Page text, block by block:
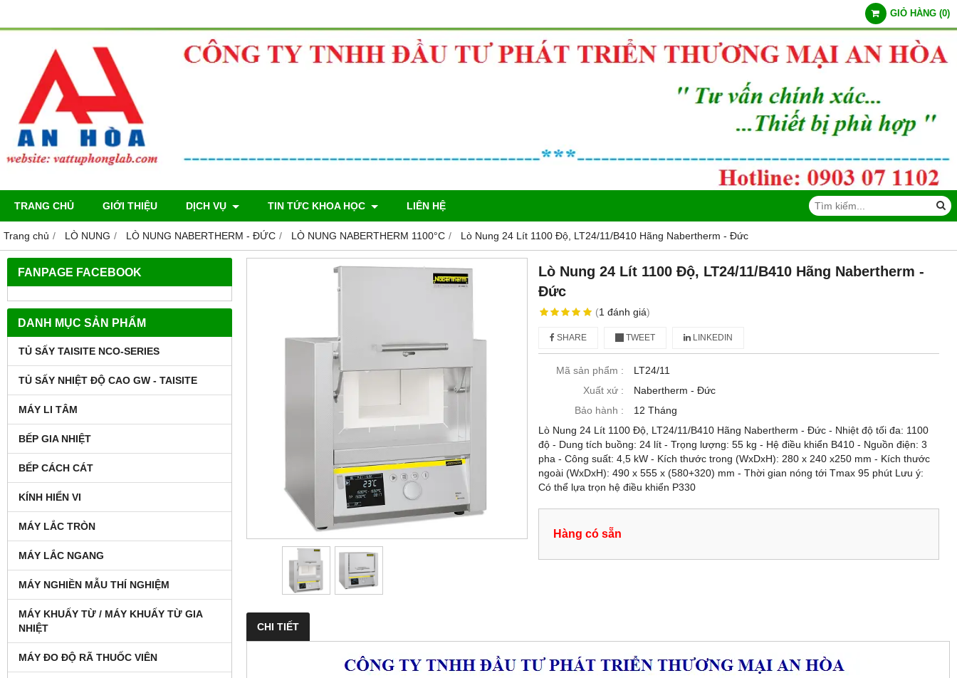
GIỎ HÀNG (0)
TRANG CHỦ GIỚI THIỆU DỊCH VỤ TIN TỨC KHOA HỌC LIÊN HỆ
Trang chủ LÒ NUNG LÒ NUNG NABERTHERM - ĐỨC LÒ NUNG NABERTHERM 1100°C Lò Nung 24 Lít 1100 Độ, LT24/11/B410 Hãng Nabertherm - Đức
FANPAGE FACEBOOK
DANH MỤC SẢN PHẨM
TỦ SẤY TAISITE NCO-SERIES
TỦ SẤY NHIỆT ĐỘ CAO GW - TAISITE
MÁY LI TÂM
BẾP GIA NHIỆT
BẾP CÁCH CÁT
KÍNH HIỂN VI
MÁY LẮC TRÒN
MÁY LẮC NGANG
MÁY NGHIỀN MẪU THÍ NGHIỆM
MÁY KHUẤY TỪ / MÁY KHUẤY TỪ GIA
NHIỆT
MÁY ĐO ĐỘ RÃ THUỐC VIÊN
Lò Nung 24 Lít 1100 Độ, LT24/11/B410 Hãng Nabertherm -
Đức
(1đánh giá)
SHARE TWEET LINKEDIN
Mã sản phẩm :
LT24/11
Xuất xứ :
Nabertherm - Đức
Bảo hành :
12 Tháng
Lò Nung 24 Lít 1100 Độ, LT24/11/B410 Hãng Nabertherm - Đức - Nhiệt độ tối đa: 1100
độ - Dung tích buồng: 24 lít - Trọng lượng: 55 kg - Hệ điều khiển B410 - Nguồn điện: 3
pha - Công suất: 4,5 kW - Kích thước trong (WxDxH): 280 x 240 x250 mm - Kích thước
ngoài (WxDxH): 490 x 555 x (580+320) mm - Thời gian nóng tới Tmax 95 phút Lưu ý:
Có thể lựa trọn hệ điều khiển P330
Hàng có sẵn
CHI TIẾT